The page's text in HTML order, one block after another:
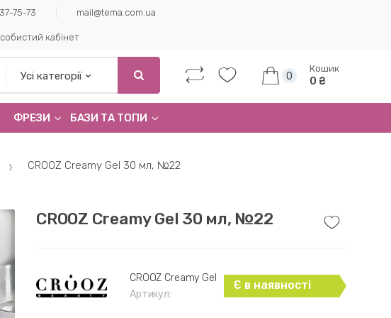
75-73 mail@tema.com.ua
кабінет
0
Кошик
0 ₴
ФРЕЗИ БАЗИ ТА ТОПИ
CROOZ Creamy Gel 30 мл, №22
CROOZ Creamy Gel 30 мл, №22
CROOZ Creamy Gel
Артикул:
Є в наявності